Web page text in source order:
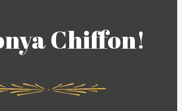
Chiffon!